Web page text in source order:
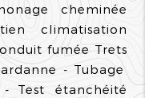
cheminée
climatisation
fumée Trets
Tubage
Test étanchéité